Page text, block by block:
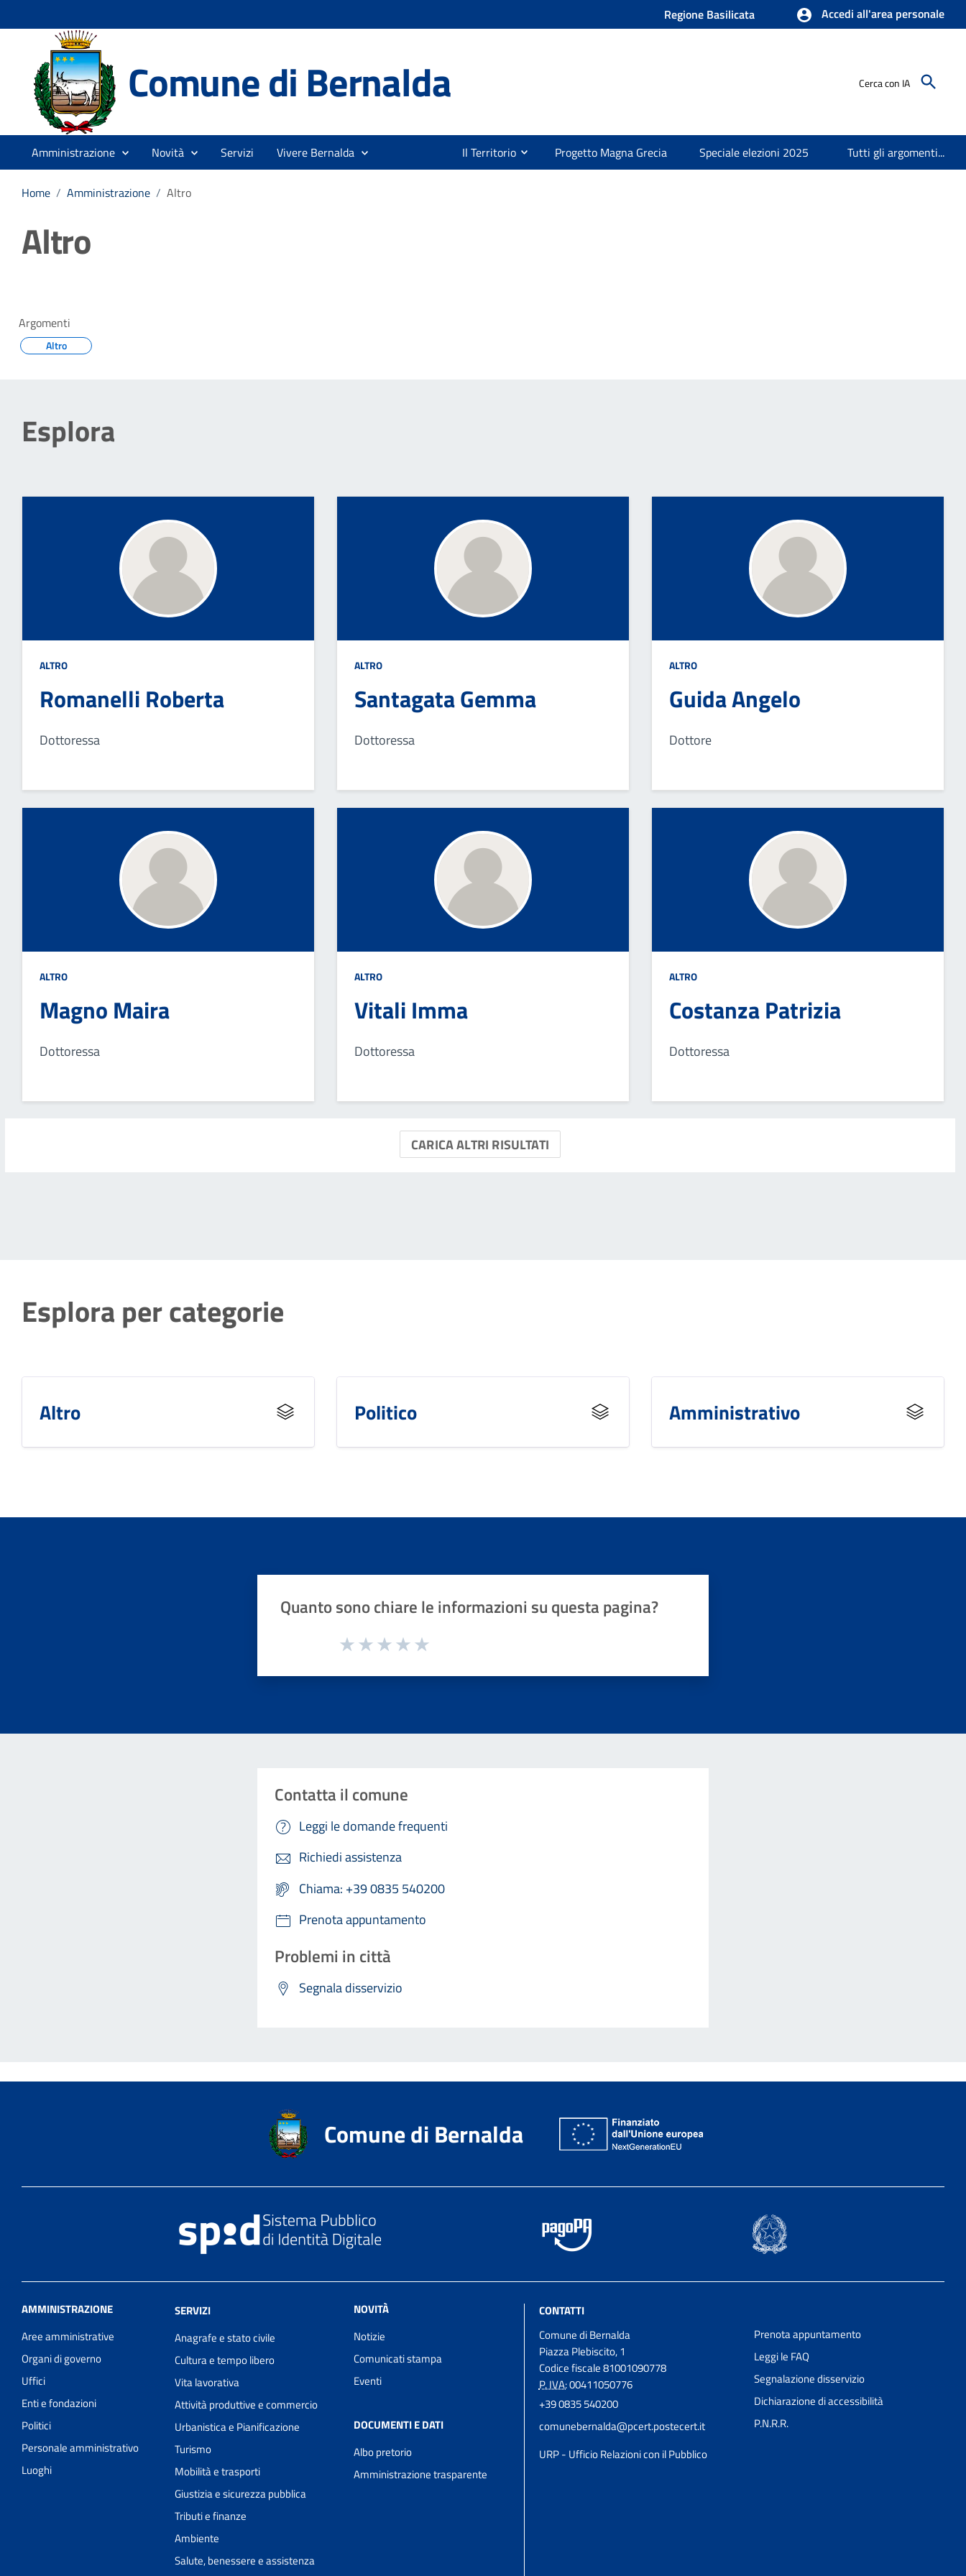
Regione Basilicata Accedi all'area personale
Comune di Bernalda Cerca con IA
Amministrazione Novità Servizi Vivere Bernalda Il Territorio Progetto Magna Grecia Speciale elezioni 2025 Tutti gli argomenti...
Home / Amministrazione / Altro
Altro
Argomenti
Altro
Esplora
ALTRO
Romanelli Roberta
Dottoressa
ALTRO
Santagata Gemma
Dottoressa
ALTRO
Guida Angelo
Dottore
ALTRO
Magno Maira
Dottoressa
ALTRO
Vitali Imma
Dottoressa
ALTRO
Costanza Patrizia
Dottoressa
CARICA ALTRI RISULTATI
Esplora per categorie
Altro Politico Amministrativo
Quanto sono chiare le informazioni su questa pagina?
Valuta da 1 a 5 stelle la pagina
Contatta il comune
Leggi le domande frequenti
Richiedi assistenza
Chiama: +39 0835 540200
Prenota appuntamento
Problemi in città
Segnala disservizio
Comune di Bernalda
AMMINISTRAZIONE
Aree amministrative
Organi di governo
Uffici
Enti e fondazioni
Politici
Personale amministrativo
Luoghi
SERVIZI
Anagrafe e stato civile
Cultura e tempo libero
Vita lavorativa
Attività produttive e commercio
Urbanistica e Pianificazione
Turismo
Mobilità e trasporti
Giustizia e sicurezza pubblica
Tributi e finanze
Ambiente
Salute, benessere e assistenza
NOVITÀ
Notizie
Comunicati stampa
Eventi
DOCUMENTI E DATI
Albo pretorio
Amministrazione trasparente
CONTATTI
Comune di Bernalda
Piazza Plebiscito, 1
Codice fiscale 81001090778
P. IVA:00411050776
+39 0835 540200
comunebernalda@pcert.postecert.it
URP - Ufficio Relazioni con il Pubblico
Prenota appuntamento
Leggi le FAQ
Segnalazione disservizio
Dichiarazione di accessibilità
P.N.R.R.